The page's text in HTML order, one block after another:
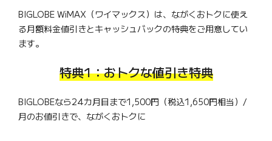
BIGLOBE WiMAX（ワイマックス）は、ながくおトクに使え
る月額料金値引きとキャッシュバックの特典をご用意してい
ます。
特典1：おトクな値引き特典
BIGLOBEなら24カ月目まで1,500円（税込1,650円相当）/
月のお値引きで、ながくおトクに